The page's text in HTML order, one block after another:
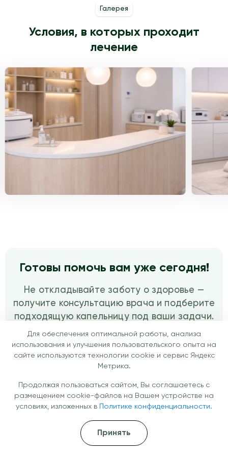
Галерея
Условия, в которых проходит
лечение
Готовы помочь вам уже сегодня!
Не откладывайте заботу о здоровье —
получите консультацию врача и подберите
подходящую капельницу под ваши задачи.
Перезвоним через
10 минут
Перезвоните мне
+7 (861) 217-63-81
Круглосуточно 24/7
Для обеспечения оптимальной работы, анализа
использования и улучшения пользовательского опыта на
сайте используются технологии cookie и сервис Яндекс
Метрика.
Продолжая пользоваться сайтом, Вы соглашаетесь с
размещением cookie-файлов на Вашем устройстве на
условиях, изложенных в
Политике конфиденциальности.
Принять